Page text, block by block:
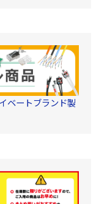
ジ
ベートブランド製